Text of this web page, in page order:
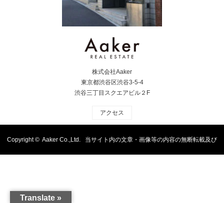
株式会社Aaker
東京都渋谷区渋谷3-5-4
渋谷三丁目スクエアビル２F
アクセス
Copyright © Aaker Co.,Ltd. 当サイト内の文章・画像等の内容の無断転載及び
Translate »